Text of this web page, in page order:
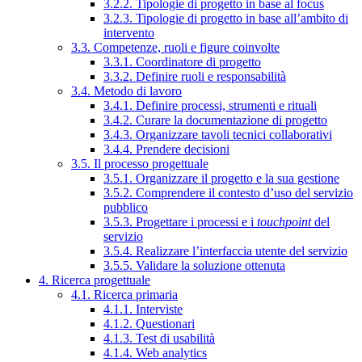
3.2.2. Tipologie di progetto in base al focus
3.2.3. Tipologie di progetto in base all’ambito di
intervento
3.3. Competenze, ruoli e figure coinvolte
3.3.1. Coordinatore di progetto
3.3.2. Definire ruoli e responsabilità
3.4. Metodo di lavoro
3.4.1. Definire processi, strumenti e rituali
3.4.2. Curare la documentazione di progetto
3.4.3. Organizzare tavoli tecnici collaborativi
3.4.4. Prendere decisioni
3.5. Il processo progettuale
3.5.1. Organizzare il progetto e la sua gestione
3.5.2. Comprendere il contesto d’uso del servizio
pubblico
3.5.3. Progettare i processi e i touchpointdel
servizio
3.5.4. Realizzare l’interfaccia utente del servizio
3.5.5. Validare la soluzione ottenuta
4. Ricerca progettuale
4.1. Ricerca primaria
4.1.1. Interviste
4.1.2. Questionari
4.1.3. Test di usabilità
4.1.4. Web analytics